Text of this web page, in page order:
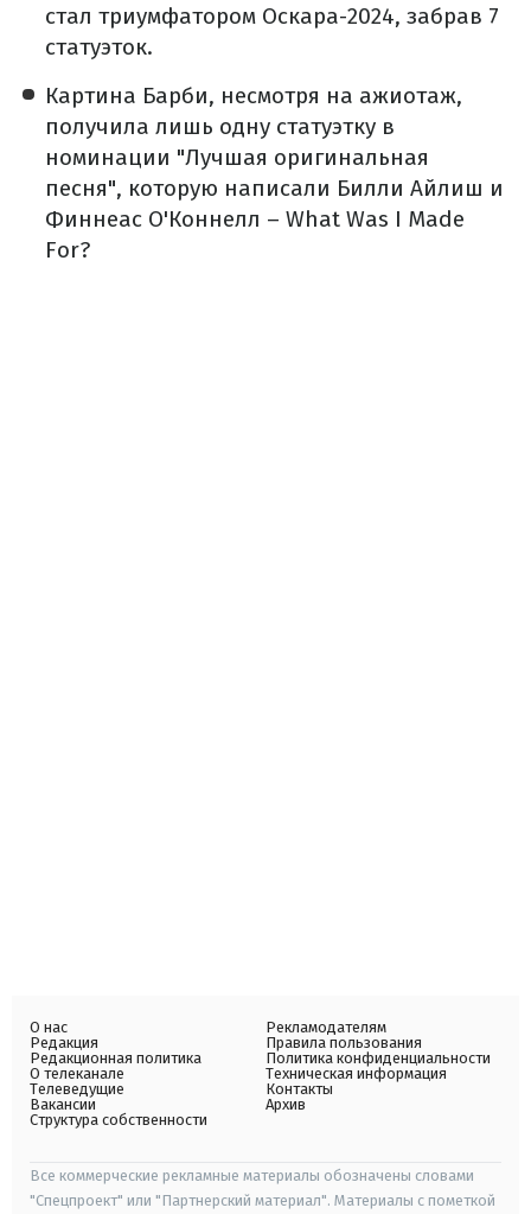
стал триумфатором Оскара-2024, забрав 7
статуэток.
Картина Барби, несмотря на ажиотаж,
получила лишь одну статуэтку в
номинации "Лучшая оригинальная
песня", которую написали Билли Айлиш и
Финнеас О'Коннелл – What Was I Made
For?
О нас
Редакция
Редакционная политика
О телеканале
Телеведущие
Вакансии
Структура собственности
Рекламодателям
Правила пользования
Политика конфиденциальности
Техническая информация
Контакты
Архив
Все коммерческие рекламные материалы обозначены словами
"Спецпроект" или "Партнерский материал". Материалы с пометкой